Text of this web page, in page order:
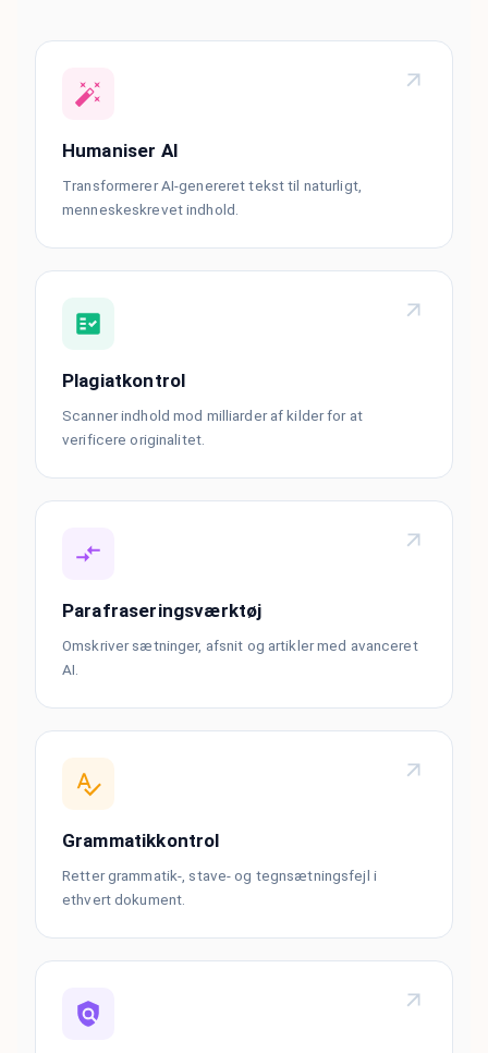
Humaniser AI
Transformerer AI-genereret tekst til naturligt,
menneskeskrevet indhold.
Plagiatkontrol
Scanner indhold mod milliarder af kilder for at
verificere originalitet.
Parafraseringsværktøj
Omskriver sætninger, afsnit og artikler med avanceret
AI.
Grammatikkontrol
Retter grammatik-, stave- og tegnsætningsfejl i
ethvert dokument.